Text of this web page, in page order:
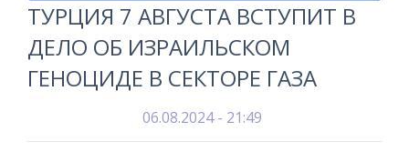
ТУРЦИЯ 7 АВГУСТА ВСТУПИТ В
ДЕЛО ОБ ИЗРАИЛЬСКОМ
ГЕНОЦИДЕ В СЕКТОРЕ ГАЗА
06.08.2024 - 21:49